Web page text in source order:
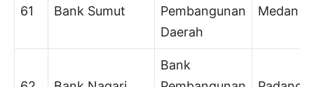
61 Bank Sumut
Pembangunan
Daerah
Medan
Bank